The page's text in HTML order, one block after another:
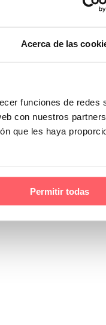
Acerca de las
funciones de redes
con nuestros
que les haya
Permitir todas